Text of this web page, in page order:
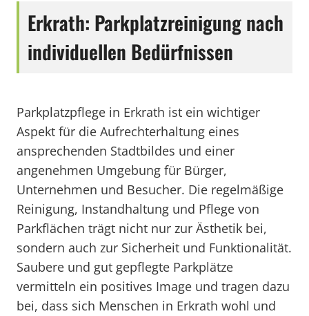
Erkrath: Parkplatzreinigung nach
individuellen Bedürfnissen
Parkplatzpflege in Erkrath ist ein wichtiger
Aspekt für die Aufrechterhaltung eines
ansprechenden Stadtbildes und einer
angenehmen Umgebung für Bürger,
Unternehmen und Besucher. Die regelmäßige
Reinigung, Instandhaltung und Pflege von
Parkflächen trägt nicht nur zur Ästhetik bei,
sondern auch zur Sicherheit und Funktionalität.
Saubere und gut gepflegte Parkplätze
vermitteln ein positives Image und tragen dazu
bei, dass sich Menschen in Erkrath wohl und